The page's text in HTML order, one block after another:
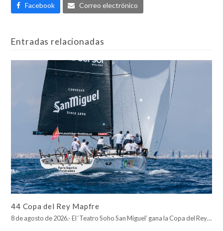
Facebook Correo electrónico
Entradas relacionadas
44 Copa del Rey Mapfre
8 de agosto de 2026.- El ‘Teatro Soho San Miguel’ gana la Copa del Rey…